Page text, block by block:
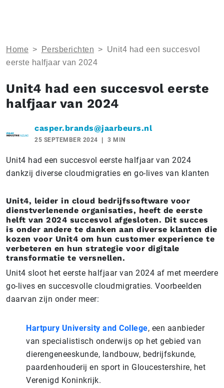
Home > Persberichten > Unit4 had een succesvol
eerste halfjaar van 2024
Unit4 had een succesvol eerste
halfjaar van 2024
casper.brands@jaarbeurs.nl
25 SEPTEMBER 2024 3 MIN
Unit4 had een succesvol eerste halfjaar van 2024
dankzij diverse cloudmigraties en go-lives van klanten
Unit4, leider in cloud bedrijfssoftware voor
dienstverlenende organisaties, heeft de eerste
helft van 2024 succesvol afgesloten. Dit succes
is onder andere te danken aan diverse klanten die
kozen voor Unit4 om hun customer experience te
verbeteren en hun strategie voor digitale
transformatie te versnellen.
Unit4 sloot het eerste halfjaar van 2024 af met meerdere
go-lives en succesvolle cloudmigraties. Voorbeelden
daarvan zijn onder meer:
Hartpury University and College, een aanbieder
van specialistisch onderwijs op het gebied van
dierengeneeskunde, landbouw, bedrijfskunde,
paardenhouderij en sport in Gloucestershire, het
Verenigd Koninkrijk.